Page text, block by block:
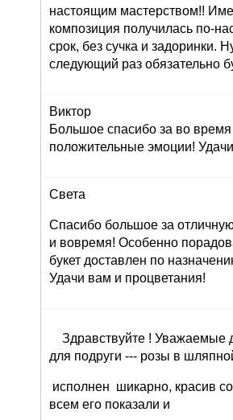
настоящим мастерством!!
композиция получилась по-
срок, без сучка и задоринки.
следующий раз обязательно
Виктор
Большое спасибо за во
положительные эмоции!
Света
Спасибо большое за
и вовремя! Особенно
букет доставлен по
Удачи вам и процветания!
Здравствуйте ! Уважаемые
для подруги --- розы в
исполнен шикарно, красив
всем его показали и